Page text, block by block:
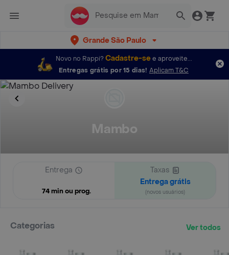
Grande São Paulo
Novo no Rappi? Cadastre-se e aproveite...
Entregas grátis por 15 dias! Aplicam T&C
Mambo
Entrega
74 min ou prog.
Taxas
Entrega grátis
(novos usuários)
Categorias Ver todos